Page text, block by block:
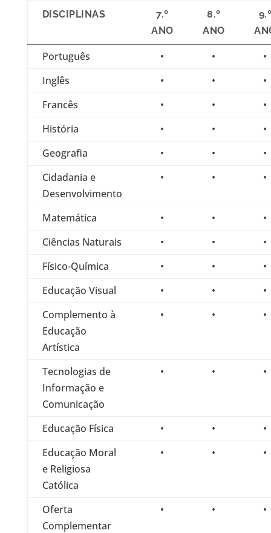
DISCIPLINAS
7.º
ANO
8.º
ANO
Português • •
•
Inglês
• •
•
Francês
• •
•
História
• •
•
Geografia
• •
•
Cidadania e
Desenvolvimento
• • •
Matemática • •
•
Ciências Naturais
• •
•
Físico-Química
• •
•
Educação Visual
• •
•
Complemento à
Educação
Artística
• • •
Tecnologias de
Informação e
Comunicação
• • •
Educação Física • •
•
Educação Moral
e Religiosa
Católica
• • •
Oferta
Complementar
• • •